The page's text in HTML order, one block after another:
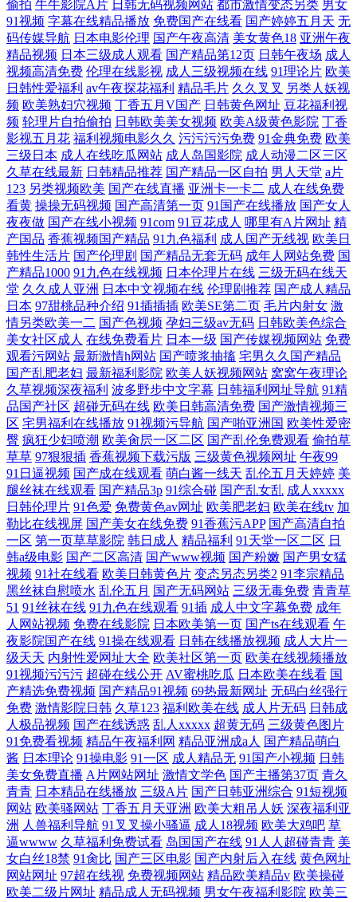
亚洲高清资源在线观看 国产最新三级 亚洲日韩va中文字幕 黄色电影A片
网址 又爽又黄又高 免费+在线+无 91九九九在线 青娱乐聚色伦 超肉动漫
日韩视频在线免费观看 国产黄色电影网 午夜国产精 国产亚洲欧美在线 亚
洲欧美日韩另类 精品国偷自产在线亚洲 中文字幕16p 女的被弄 91在线视
频免费看 人人玩人人添人人澡
偷拍 牛牛影院A片 日韩无码视频网站 都市激情变态另类 男女
91视频 字幕在线精品播放 免费国产在线看 国产婷婷五月天 无
码传媒导航 日本电影伦理 国产午夜高清 美女黄色18 亚洲午夜
精品视频 日本三级成人观看 国产精品第12页 日韩午夜场 成人
视频高清免费 伦理在线影视 成人三级视频在线 91理论片 欧美
日韩性爱福利 av午夜探花福利 精品毛片 久久叉叉 另类人妖视
频 欧美熟妇穴视频 丁香五月V国产 日韩黄色网址 豆花福利视
频 轮理片自拍偷拍 日韩欧美美女视频 欧美A级黄色影院 丁香
影视五月花 福利视频电影久久 污污污污免费 91金典免费 欧美
三级日本 成人在线吃瓜网站 成人岛国影院 成人动漫二区三区
久草在线最新 日韩精品推荐 国产精品一区自拍 男人天堂 a片
123 另类视频欧美 国产在线直播 亚洲卡一卡二 成人在线免费
看黄 操操无码视频 国产高清第一页 91国产在线播放 国产女人
夜夜做 国产在线小视频 91com 91豆花成人 哪里有A片网址 精
产国品 香蕉视频国产精品 91九色福利 成人国产无线视 欧美日
韩性生活片 国产伦理剧 国产精品无套无码 成年人网站免费 国
产精品1000 91九色在线视频 日本伦理片在线 三级无码在线天
堂 久久成人亚洲 日本中文视频在线 伦理剧推荐 国产成人精品
日本 97甜桃品种介绍 91插插插 欧美SE第二页 毛片内射女 激
情另类欧美一二 国产色视频 孕妇三级av无码 日韩欧美色综合
美女社区成人 在线免费看片 日本一级 国产传媒视频网站 免费
观看污网站 最新激情h网站 国产喷浆抽搐 宅男久久国产精品
国产乱肥老妇 最新福利影院 欧美人妖视频网站 窝窝午夜理论
久草视频深夜福利 波多野步中文字幕 日韩福利网址导航 91精
品国产社区 超碰无码在线 欧美日韩高清免费 国产激情视频三
区 宅男福利在线播放 91视频污导航 国产啪亚洲国 欧美性爱密
臀 疯狂少妇喷潮 欧美肏屄一区二区 国产乱伦免费观看 偷拍草
草草 97狠狠插 香蕉视频下载污版 三级黄色视频网址 午夜99
91日逼视频 国产成在线观看 萌白酱一线天 乱伦五月天婷婷 美
腿丝袜在线观看 国产精品3p 91综合碰 国产乱女乱 成人xxxxx
日韩伦理片 91色爱 免费黄色av网址 欧美肥老妇 欧美在线tv 加
勒比在线视屏 国产美女在线免费 91香蕉污APP 国产高清自拍
一区 第一页草草影院 韩日成人 精品福利 91天堂一区二区 日
韩a级电影 国产二区高清 国产www视频 国产粉嫩 国产男女猛
视频 91社在线看 欧美日韩黄色片 变态另态另类2 91李宗精品
黑丝袜自慰喷水 乱伦五月 国产无码网站 三级无毒免费 青青草
51 91丝袜在线 91九色在线观看 91插 成人中文字幕免费 成年
人网站视频 免费在线影院 日本欧美第一页 国产ts在线观看 午
夜影院国产在线 91操在线观看 日韩在线播放视频 成人大片一
级天天 内射性爱网址大全 欧美社区第一页 欧美在线视频播放
91视频污污污 超碰在线公开 AV蜜桃吃瓜 日本欧美在线看 国
产精选免费视频 国产精品91视频 69热最新网址 无码白丝强行
免费 激情影院日韩 久草123 福利欧美在线 成人片无码 日韩成
人极品视频 国产在线诱惑 乱人xxxxx 超黄无码 三级黄色图片
91免费看视频 精品午夜福利网 精品亚洲成a人 国产精品萌白
酱 日本理论 91操电影 91一区 成人精品无 91国产小视频 日韩
美女免费直播 A片网站网址 激情文学色 国产主播第37页 青久
青青 日本精品在线播放 三级A片 国产日韩亚洲综合 91短视频
网站 欧美骚网站 丁香五月天亚洲 欧美大粗吊人妖 深夜福利亚
洲 人兽福利导航 91叉叉操小骚逼 成人18视频 欧美大鸡吧 草
逼wwww 久草福利免费试看 岛国国产在线 91人人超碰青青 美
女白丝18禁 91肏比 国产三区电影 国产内射后入在线 黄色网址
网站网址 97超在线视 免费视频网站 精品欧美精品v 欧美操碰
欧美二级片网址 精品成人无码视频 男女午夜福利影院 欧美三